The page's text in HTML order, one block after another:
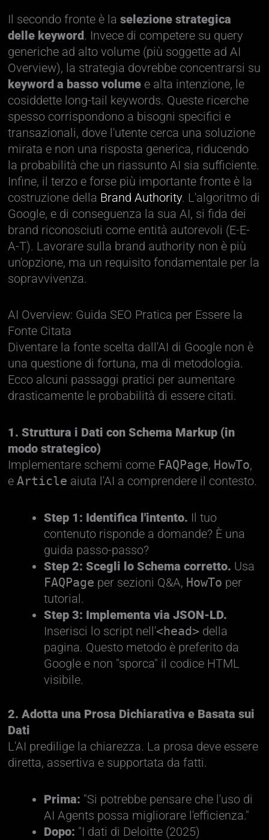
Il secondo fronte è laselezione strategica
delle keyword. Invece di competere su query
generiche ad alto volume (più soggette ad AI
Overview), la strategia dovrebbe concentrarsi su
keyword a basso volume e alta intenzione, le
cosiddette long-tail keywords. Queste ricerche
spesso corrispondono a bisogni specifici e
transazionali, dove l'utente cerca una soluzione
mirata e non una risposta generica, riducendo
la probabilità che un riassunto AI sia sufficiente.
Infine, il terzo e forse più importante fronte è la
costruzione della Brand Authority. L'algoritmo di
Google, e di conseguenza la sua AI, si fida dei
brand riconosciuti come entità autorevoli (E-E-
A-T). Lavorare sulla brand authority non è più
un'opzione, ma un requisito fondamentale per la
sopravvivenza.
AI Overview: Guida SEO Pratica per Essere la
Fonte Citata
Diventare la fonte scelta dall'AI di Google non è
una questione di fortuna, ma di metodologia.
Ecco alcuni passaggi pratici per aumentare
drasticamente le probabilità di essere citati.
1. Struttura i Dati con Schema Markup (in
modo strategico)
Implementare schemi come FAQPage, HowTo,
eArticle aiuta l'AI a comprendere il contesto.
Step 1: Identifica l'intento. Il tuo
contenuto risponde a domande? È una
guida passo-passo?
Step 2: Scegli lo Schema corretto. Usa
FAQPage per sezioni Q&A, HowTo per
tutorial.
Step 3: Implementa via JSON-LD.
Inserisci lo script nell'<head> della
pagina. Questo metodo è preferito da
Google e non "sporca" il codice HTML
visibile.
2. Adotta una Prosa Dichiarativa e Basata sui
Dati
L'AI predilige la chiarezza. La prosa deve essere
diretta, assertiva e supportata da fatti.
Prima: "Si potrebbe pensare che l'uso di
AI Agents possa migliorare l'efficienza."
Dopo: "I dati di Deloitte (2025)